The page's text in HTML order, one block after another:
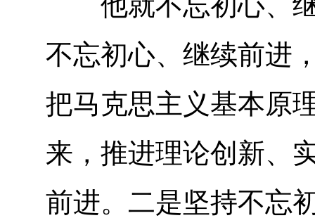
不忘初心、继续前进
把马克思主义基本原
来，推进理论创新、
前进。二是坚持不忘